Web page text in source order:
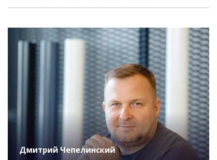
Дмитрий Чепелинский